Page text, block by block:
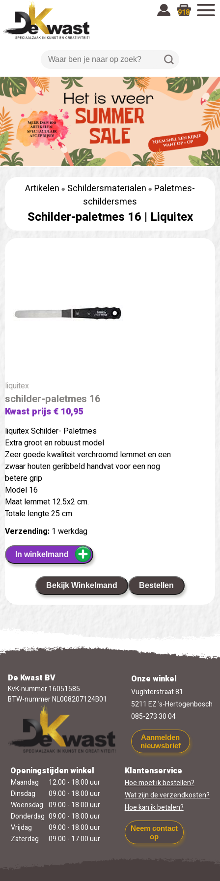
918
Artikelen Schildersmaterialen
Paletmes-
schildersmes
Schilder-paletmes 16 | Liquitex
liquitex
schilder-paletmes 16
Kwast prijs € 10,95
liquitex Schilder- Paletmes
Extra groot en robuust model
Zeer goede kwaliteit verchroomd lemmet en een
zwaar houten geribbeld handvat voor een nog
betere grip
Model 16
Maat lemmet 12.5x2 cm.
Totale lengte 25 cm.
Verzending: 1 werkdag
In winkelmand
Bekijk Winkelmand Bestellen
De Kwast BV
KvK-nummer 16051585
BTW-nummer NL008207124B01
Onze winkel
Vughterstraat 81
5211 EZ 's-Hertogenbosch
085-273 30 04
Aanmelden
nieuwsbrief
Openingstijden winkel
Maandag
12.00 - 18.00 uur
Dinsdag
09.00 - 18.00 uur
Woensdag 09.00 - 18.00 uur
Donderdag 09.00 - 18.00 uur
Vrijdag
09.00 - 18.00 uur
Zaterdag
09.00 - 17.00 uur
Klantenservice
Hoe moet ik bestellen?
Wat zijn de verzendkosten?
Hoe kan ik betalen?
Neem contact
op